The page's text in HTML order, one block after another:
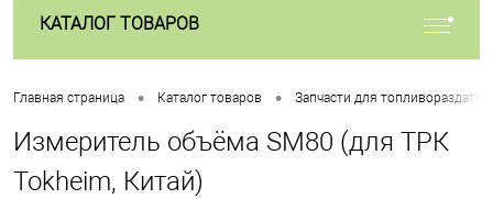
КАТАЛОГ ТОВАРОВ
Главная страница • Каталог товаров • Запчасти для
Измеритель объёма SM80 (для ТРК
Tokheim, Китай)